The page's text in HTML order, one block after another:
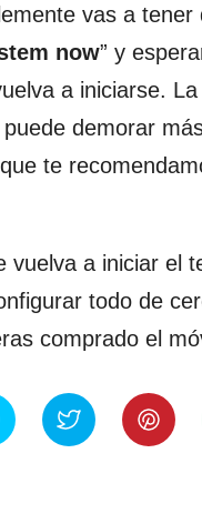
vas a tener
now” y
a iniciarse.
demorar
te
vuelva a iniciar el
todo de
comprado el